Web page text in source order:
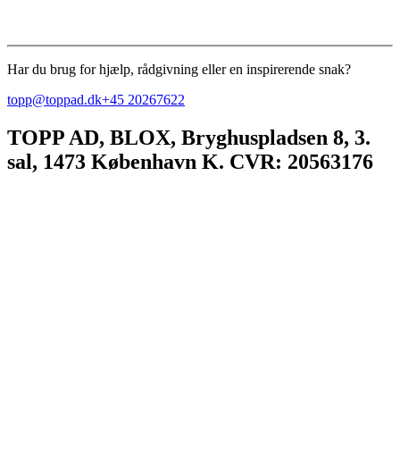
Har du brug for hjælp, rådgivning eller en inspirerende snak?
topp@toppad.dk+45 20267622
TOPP AD, BLOX, Bryghuspladsen 8, 3.
sal, 1473 København K. CVR: 20563176